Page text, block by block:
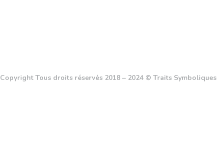
Copyright Tous droits réservés 2018 – 2024 © Traits Symboliques